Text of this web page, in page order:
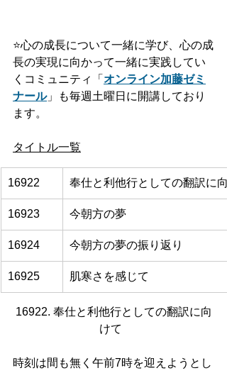
⭐️心の成長について一緒に学び、心の成
長の実現に向かって一緒に実践してい
くコミュニティ「 オンライン加藤ゼミ
ナール」も毎週土曜日に開講しており
ます。
タイトル一覧
16922 奉仕と利他行としての翻訳に向
16923 今朝方の夢
16924 今朝方の夢の振り返り
16925 肌寒さを感じて
16922. 奉仕と利他行としての翻訳に向
けて
時刻は間も無く午前7時を迎えようとし